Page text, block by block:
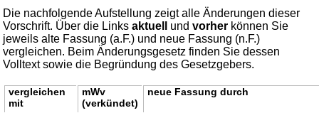
Die nachfolgende Aufstellung zeigt alle Änderungen dieser
Vorschrift. Über die Linksaktuell undvorher können Sie
jeweils alte Fassung (a.F.) und neue Fassung (n.F.)
vergleichen. Beim Änderungsgesetz finden Sie dessen
Volltext sowie die Begründung des Gesetzgebers.
vergleichen
mit
mWv
(verkündet)
neue Fassung durch